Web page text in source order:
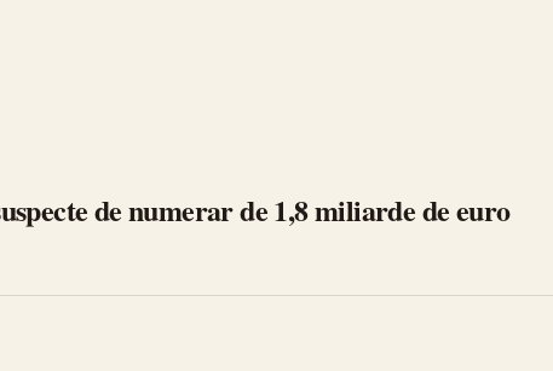
de numerar de 1,8 miliarde de euro